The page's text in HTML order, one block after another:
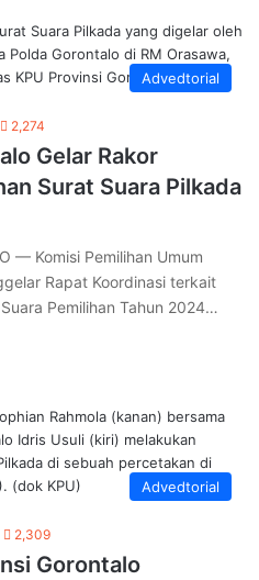
Advedtorial
Suara Pilkada yang digelar oleh
Polda Gorontalo di RM Orasawa,
KPU Provinsi Gorontalo
2,274
Gelar Rakor
Surat Suara Pilkada
— Komisi Pemilihan Umum
Rapat Koordinasi terkait
Pemilihan Tahun 2024…
Advedtorial
Rahmola (kanan) bersama
Idris Usuli (kiri) melakukan
di sebuah percetakan di
(dok KPU)
2,309
Gorontalo